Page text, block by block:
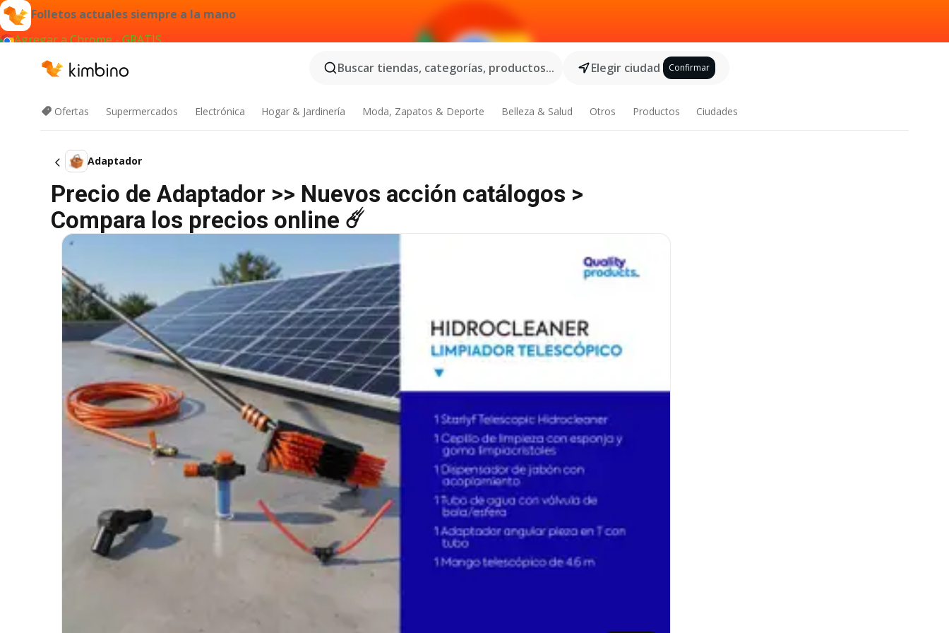
Folletos actuales siempre a la mano
Agregar a Chrome - GRATIS
Buscar tiendas, categorías, productos...
Elegir ciudad Confirmar
Ofertas Supermercados Electrónica Hogar & Jardinería Moda, Zapatos & Deporte Belleza & Salud Otros Productos Ciudades
Adaptador
Precio de Adaptador >> Nuevos acción catálogos >
Compara los precios online ☄️